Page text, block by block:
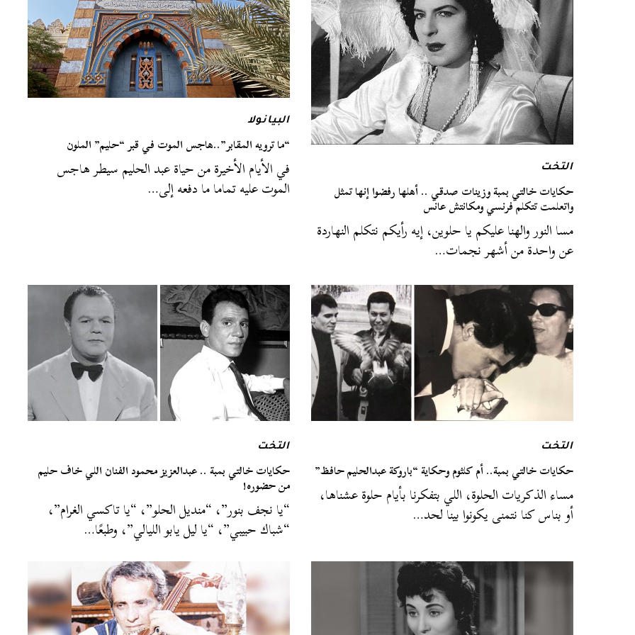
التخت
حكايات خالتي بمبة وزينات صدقي .. أهلها رفضوا إنها تمثل
واتعلمت تتكلم فرنسي ومكانتش عانس
مسا النور والهنا عليكم يا حلوين، إيه رأيكم نتكلم النهاردة
عن واحدة من أشهر نجمات…
البيانولا
“ما ترويه المقابر”..هاجس الموت في قبر “حليم” الملون
في الأيام الأخيرة من حياة عبد الحليم سيطر هاجس
الموت عليه تماما ما دفعه إلى…
التخت
حكايات خالتي بمبة.. أم كلثوم وحكاية “باروكة عبدالحليم حافظ”
مساء الذكريات الحلوة، اللي بتفكرنا بأيام حلوة عشناها،
أو بناس كنا نتمنى يكونوا بينا لحد…
التخت
حكايات خالتي بمبة .. عبدالعزيز محمود الفنان اللي خاف حليم
من حضوره!
“يا نجف بنور”، “منديل الحلو”، “يا تاكسي الغرام”،
“شباك حبيبي”، “يا ليل يابو الليالي”، وطبعًا…